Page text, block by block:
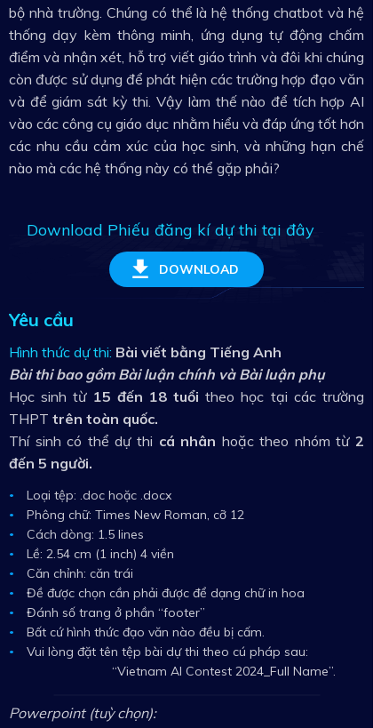
Loại tệp: .doc hoặc .docx
Phông chữ: Times New Roman, cỡ 12
Cách dòng: 1.5 lines
Lề: 2.54 cm (1 inch) 4 viền
Căn chỉnh: căn trái
Đề được chọn cần phải được để dạng chữ in hoa
Đánh số trang ở phần “footer”
Bất cứ hình thức đạo văn nào đều bị cấm.
Vui lòng đặt tên tệp bài dự thi theo cú pháp sau:
“Vietnam AI Contest 2024_Full Name”.
Yêu cầu
Hình thức dự thi: Bài viết bằng Tiếng Anh
Bài thi bao gồm Bài luận chính và Bài luận phụ
Học sinh từ15 đến 18 tuổi theo học tại các trường
THPT trên toàn quốc.
Thí sinh có thể dự thi cá nhân hoặc theo nhóm từ2
đến 5 người.
Powerpoint (tuỳ chọn):
bộ nhà trường. Chúng có thể là hệ thống chatbot và hệ
thống dạy kèm thông minh, ứng dụng tự động chấm
điểm và nhận xét, hỗ trợ viết giáo trình và đôi khi chúng
còn được sử dụng để phát hiện các trường hợp đạo văn
và để giám sát kỳ thi. Vậy làm thế nào để tích hợp AI
vào các công cụ giáo dục nhằm hiểu và đáp ứng tốt hơn
các nhu cầu cảm xúc của học sinh, và những hạn chế
nào mà các hệ thống này có thể gặp phải?
Download Phiếu đăng kí dự thi tại đây
DOWNLOAD